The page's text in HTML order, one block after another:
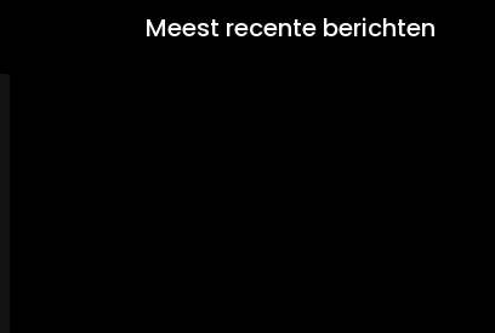
Meest recente berichten